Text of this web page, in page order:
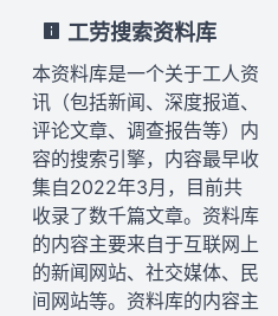
工劳搜索资料库
本资料库是一个关于工人资
讯（包括新闻、深度报道、
评论文章、调查报告等）内
容的搜索引擎，内容最早收
集自2022年3月，目前共
收录了数千篇文章。资料库
的内容主要来自于互联网上
的新闻网站、社交媒体、民
间网站等。资料库的内容主